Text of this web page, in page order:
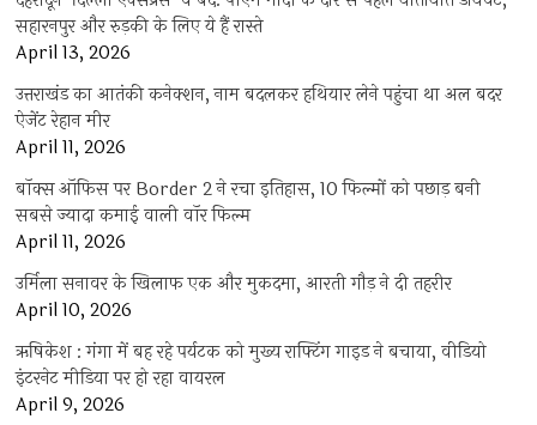
सहारनपुर और रुड़की के लिए ये हैं रास्ते
April 13, 2026
उत्तराखंड का आतंकी कनेक्शन, नाम बदलकर हथियार लेने पहुंचा था अल बदर
ऐजेंट रेहान मीर
April 11, 2026
बॉक्स ऑफिस पर Border 2 ने रचा इतिहास, 10 फिल्मों को पछाड़ बनी
सबसे ज्यादा कमाई वाली वॉर फिल्म
April 11, 2026
उर्मिला सनावर के खिलाफ एक और मुकदमा, आरती गौड़ ने दी तहरीर
April 10, 2026
ऋषिकेश : गंगा में बह रहे पर्यटक को मुख्य राफ्टिंग गाइड ने बचाया, वीडियो
इंटरनेट मीडिया पर हो रहा वायरल
April 9, 2026